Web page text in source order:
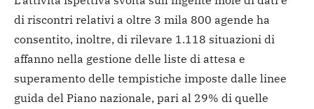
di riscontri relativi a oltre 3 mila 800 agende ha
consentito, inoltre, di rilevare 1.118 situazioni di
affanno nella gestione delle liste di attesa e
superamento delle tempistiche imposte dalle linee
guida del Piano nazionale, pari al 29% di quelle